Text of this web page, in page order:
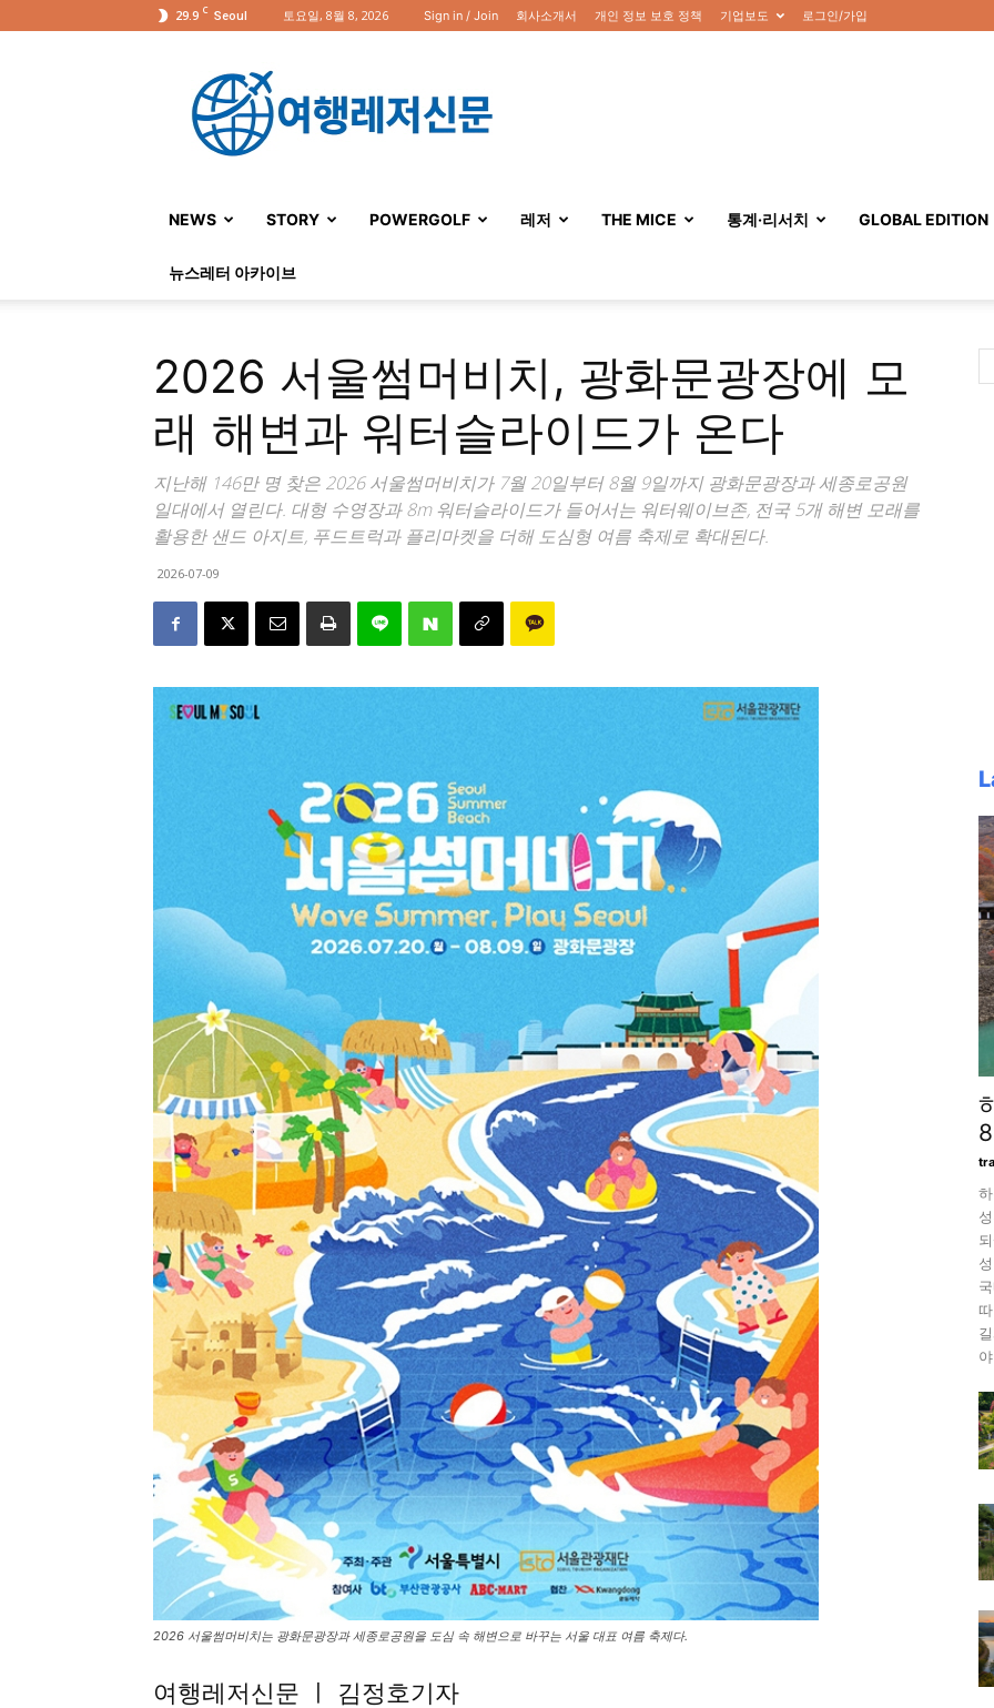
29.9 C Seoul 토요일, 8월 8, 2026 Sign in / Join 회사소개서 개인 정보 보호 정책 기업보도 로그인/가입
행
레
NEWS
STORY POWERGOLF 레저 THE MICE 통계·리서치 GLOBAL EDITION
뉴스레터 아카이브
2026 서울썸머비치, 광화문광장에 모
래 해변과 워터슬라이드가 온다
지난해 146만 명 찾은 2026 서울썸머비치가 7월 20일부터 8월 9일까지 광화문광장과 세종로공원
일대에서 열린다. 대형 수영장과 8m 워터슬라이드가 들어서는 워터웨이브존, 전국 5개 해변 모래를
활용한 샌드 아지트, 푸드트럭과 플리마켓을 더해 도심형 여름 축제로 확대된다.
2026-07-09
2026 서울썸머비치는 광화문광장과 세종로공원을 도심 속 해변으로 바꾸는 서울 대표 여름 축제다.
여행레저신문 ㅣ 김정호기자